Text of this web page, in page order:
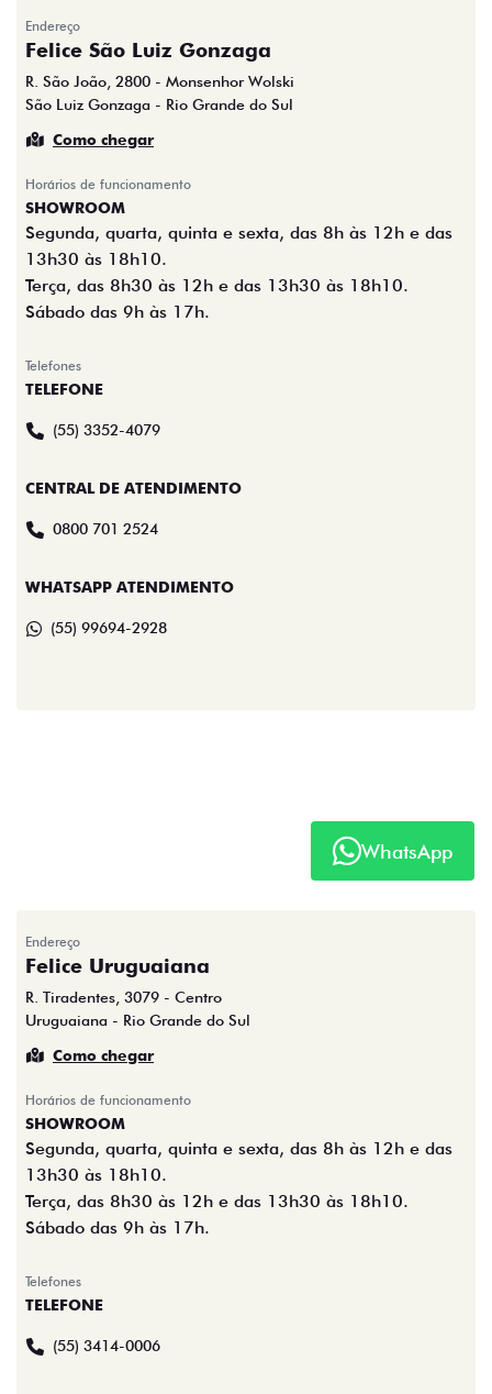
Endereço
Felice São Luiz Gonzaga
R. São João, 2800 - Monsenhor Wolski
São Luiz Gonzaga - Rio Grande do Sul
Como chegar
Horários de funcionamento
SHOWROOM
Segunda, quarta, quinta e sexta, das 8h às 12h e das
13h30 às 18h10.
Terça, das 8h30 às 12h e das 13h30 às 18h10.
Sábado das 9h às 17h.
Telefones
TELEFONE
(55) 3352-4079
CENTRAL DE ATENDIMENTO
0800 701 2524
WHATSAPP ATENDIMENTO
(55) 99694-2928
Endereço
Felice Uruguaiana
R. Tiradentes, 3079 - Centro
Uruguaiana - Rio Grande do Sul
Como chegar
Horários de funcionamento
SHOWROOM
Segunda, quarta, quinta e sexta, das 8h às 12h e das
13h30 às 18h10.
Terça, das 8h30 às 12h e das 13h30 às 18h10.
Sábado das 9h às 17h.
Telefones
TELEFONE
(55) 3414-0006
WhatsApp